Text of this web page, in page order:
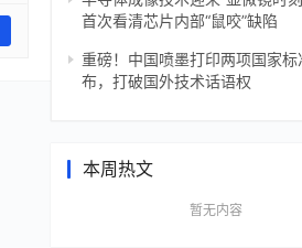
首次看清芯片内部“鼠咬”缺陷
重磅！中国喷墨打印两项国家标
布，打破国外技术话语权
本周热文
暂无内容